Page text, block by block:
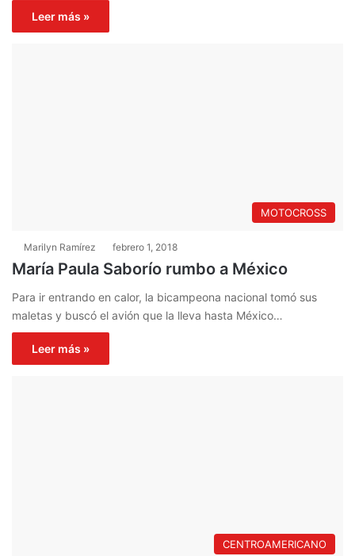
Leer más »
MOTOCROSS
Marilyn Ramírez febrero 1, 2018
María Paula Saborío rumbo a México
Para ir entrando en calor, la bicampeona nacional tomó sus
maletas y buscó el avión que la lleva hasta México…
Leer más »
CENTROAMERICANO